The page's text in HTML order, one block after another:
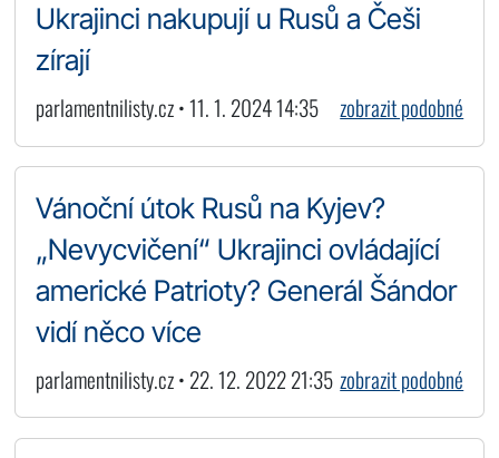
Ukrajinci nakupují u Rusů a Češi
zírají
parlamentnilisty.cz • 11. 1. 2024 14:35 zobrazit podobné
Vánoční útok Rusů na Kyjev?
„Nevycvičení“ Ukrajinci ovládající
americké Patrioty? Generál Šándor
vidí něco více
parlamentnilisty.cz • 22. 12. 2022 21:35 zobrazit podobné